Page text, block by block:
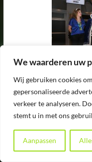
We waarderen uw
Wij gebruiken cookies
gepersonaliseerde
verkeer te analyseren.
stemt u in met ons
Aanpassen